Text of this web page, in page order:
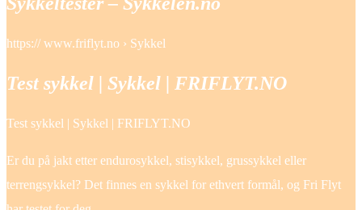
https:// www.friflyt.no › Sykkel
Test sykkel | Sykkel | FRIFLYT.NO
Test sykkel | Sykkel | FRIFLYT.NO
Er du på jakt etter endurosykkel, stisykkel, grussykkel eller
terrengsykkel? Det finnes en sykkel for ethvert formål, og Fri Flyt